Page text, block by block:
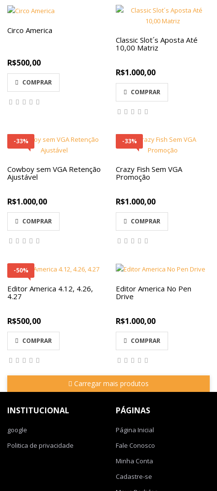
Circo America
R$500,00
COMPRAR
Classic Slot´s Aposta Até
10,00 Matriz
R$1.000,00
COMPRAR
-33%
Cowboy sem VGA Retenção
Ajustável
R$1.000,00
COMPRAR
-33%
Crazy Fish Sem VGA
Promoção
R$1.000,00
COMPRAR
-50%
Editor America 4.12, 4.26,
4.27
R$500,00
COMPRAR
Editor America No Pen
Drive
R$1.000,00
COMPRAR
Carregar mais produtos
INSTITUCIONAL
google
Politica de privacidade
PÁGINAS
Página Inicial
Fale Conosco
Minha Conta
Cadastre-se